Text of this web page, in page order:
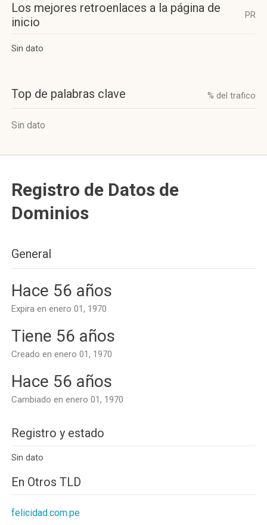
Los mejores retroenlaces a la página de
inicio
PR
Sin dato
Top de palabras clave % del trafico
Sin dato
Registro de Datos de
Dominios
General
Hace 56 años
Expira en enero 01, 1970
Tiene 56 años
Creado en enero 01, 1970
Hace 56 años
Cambiado en enero 01, 1970
Registro y estado
Sin dato
En Otros TLD
felicidad.com.pe